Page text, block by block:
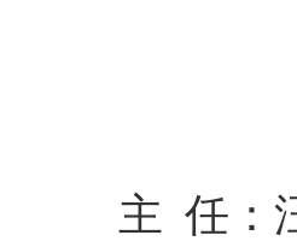
主 任：